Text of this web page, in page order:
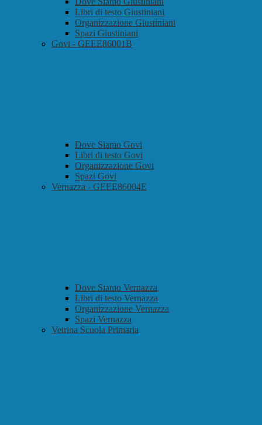
Libri di testo Giustiniani
Organizzazione Giustiniani
Spazi Giustiniani
Govi - GEEE86001B
Dove Siamo Govi
Libri di testo Govi
Organizzazione Govi
Spazi Govi
Vernazza - GEEE86004E
Dove Siamo Vernazza
Libri di testo Vernazza
Organizzazione Vernazza
Spazi Vernazza
Vetrina Scuola Primaria